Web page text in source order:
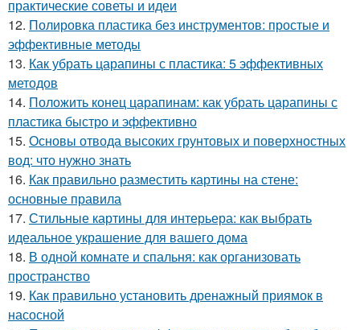
практические советы и идеи
12. Полировка пластика без инструментов: простые и
эффективные методы
13. Как убрать царапины с пластика: 5 эффективных
методов
14. Положить конец царапинам: как убрать царапины с
пластика быстро и эффективно
15. Основы отвода высоких грунтовых и поверхностных
вод: что нужно знать
16. Как правильно разместить картины на стене:
основные правила
17. Стильные картины для интерьера: как выбрать
идеальное украшение для вашего дома
18. В одной комнате и спальня: как организовать
пространство
19. Как правильно установить дренажный приямок в
насосной